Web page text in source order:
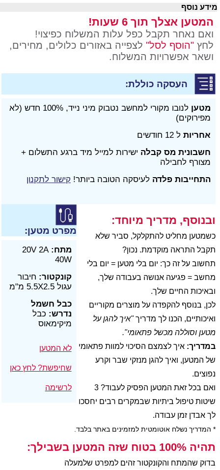
מידע נוסף
המטען אצלך תוך 6 שעות!
ואם נאחר תקבל כפל עלות המשלוח כפיצוי!
לחץ "הוסף לסל" לצפייה באזורים כלולים, מחירים,
ושאר אפשרויות המשלוח.
העסקה כוללת:
מטען
לנובו מקורי למחשב נטבוק מיני נייד, 100% חדש (לא
מפירוקים)
אחריותל 12 חודשים
חשבונית מס קבלהישירות למייל מיד ברגע התשלום +
מצורף לחבילה
התחייבות פלדהלעיסקה הטובה ביותר! קישור לתקנון
מפרט מטען:
מתח: 20V 2A
40W
קונקטור:חיבור
עגול 5.5X2.5 מ"מ
כבל חשמל
נדרש:כבל
מיקימאוס
לא המטען
שחיפשת? לחץ כאן
לרשימה
ובנוסף, מדריך מיוחד:
כשמטען מחליט להתקלקל, סביר שלא
תקבל התראה מוקדמת. נכון?
תחשוב על זה כך: יום בלי מטען = יום בלי
מחשב = פגיעה אנושה בעבודה שלך,
ובאיכות החיים שלך.
לכן, בנוסף להקפדה על מוצרים מקוריים
ואיכותיים, הכנו לך מדריך"איך להגן על
מטען וסוללה מכשל פתאומי".
במדריך:איך לצמצם הסיכוי למוות פתאומי
של המטען, ואיך להגן מנזקי שבר וקרע
נפוצים.
ואם בכל זאת המטען הפסיק לעבוד? 3
שיטות טיפול ביתיות שבמקרים רבים יחסכו
לך אבדן זמן עבודה.
* המדריך נשלח אוטומטית למזמינים באתר בלבד.
תהיה 100% בטוח שזה המטען בשבילך:
בדוק שהמתח והקונקטור זהים למפרט שלמעלה